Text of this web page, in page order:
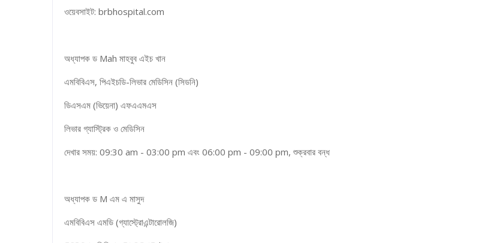
ওয়েবসাইট: brbhospital.com
অধ্যাপক ড Mah মাহবুব এইচ খান
এমবিবিএস, পিএইচডি-লিভার মেডিসিন (সিডনি)
ডিএসএম (ভিয়েনা) এফএএমএস
লিভার গ্যাস্ট্রিক ও মেডিসিন
দেখার সময়: 09:30 am - 03:00 pm এবং 06:00 pm - 09:00 pm, শুক্রবার বন্ধ
অধ্যাপক ড M এম এ মাসুদ
এমবিবিএস এমডি (গ্যাস্ট্রোএন্টারোলজি)